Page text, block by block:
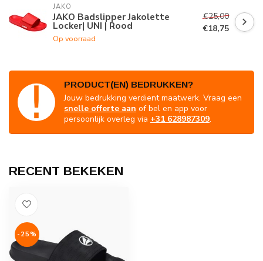
JAKO
JAKO Badslipper Jakolette
Locker| UNI | Rood
Op voorraad
€25,00
€18,75
PRODUCT(EN) BEDRUKKEN?
Jouw bedrukking verdient maatwerk. Vraag een
snelle offerte aan of bel en app voor
persoonlijk overleg via +31 628987309.
RECENT BEKEKEN
-25%